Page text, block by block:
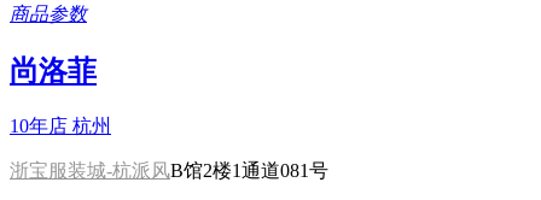
商品参数
尚洛菲
10年店 杭州
浙宝服装城-杭派风B馆2楼1通道081号